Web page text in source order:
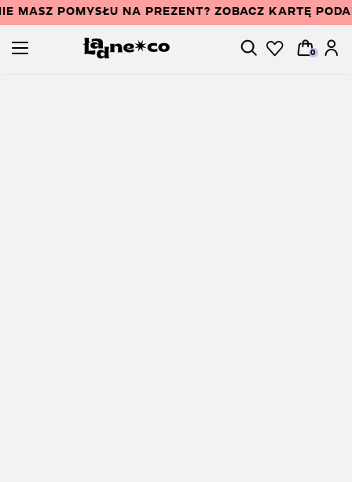
MASZ POMYSŁU NA PREZENT? ZOBACZ KARTĘ
0